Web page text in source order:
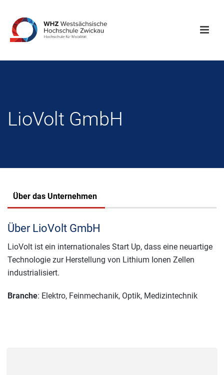
LioVolt GmbH
Über das Unternehmen
Über LioVolt GmbH
LioVolt ist ein internationales Start Up, dass eine neuartige
Technologie zur Herstellung von Lithium Ionen Zellen
industrialisiert.
Branche: Elektro, Feinmechanik, Optik, Medizintechnik